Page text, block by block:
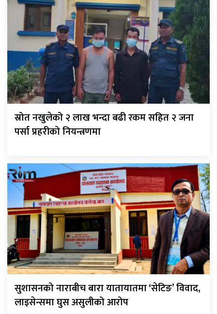
स्रोत नखुलेको २ लाख भन्दा बढी रकम सहित २ जना
पर्सा प्रहरीको नियन्त्रणमा
सुशासनको नाराबीच बारा यातायातमा ‘सेटिङ’ विवाद,
लाइसेन्समा घुस असुलीको आरोप